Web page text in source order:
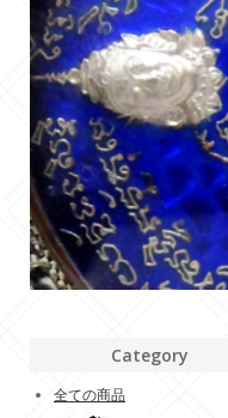
Category
全ての商品